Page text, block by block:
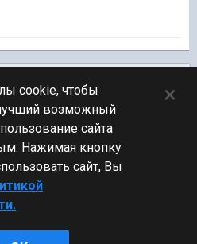
cookie, чтобы
возможный
сайта
Нажимая кнопку
сайт, Вы
×